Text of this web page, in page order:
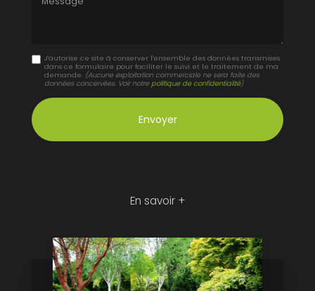
J'autorise ce site à conserver l'ensemble des données transmises
dans ce formulaire pour faciliter le suivi et le traitement de ma
demande. (Aucune exploitation commerciale ne sera faite des
données concervées. Voir notre politique de confidentialité)
En savoir +